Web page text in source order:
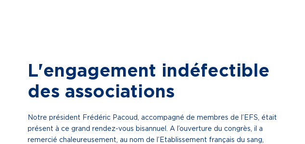
L'engagement indéfectible
des associations
Notre président Frédéric Pacoud, accompagné de membres de l’EFS, était
présent à ce grand rendez-vous bisannuel. A l’ouverture du congrès, il a
remercié chaleureusement, au nom de l’Etablissement français du sang,